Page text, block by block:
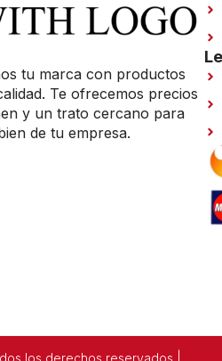
tu marca con productos
Te ofrecemos precios
y un trato cercano para
de tu empresa.
los derechos reservados |